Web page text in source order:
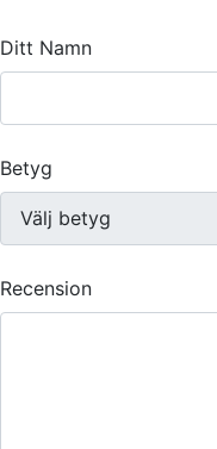
Ditt Namn
Betyg
Recension